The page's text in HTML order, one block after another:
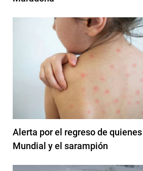
Alerta por el regreso de quienes
Mundial y el sarampión